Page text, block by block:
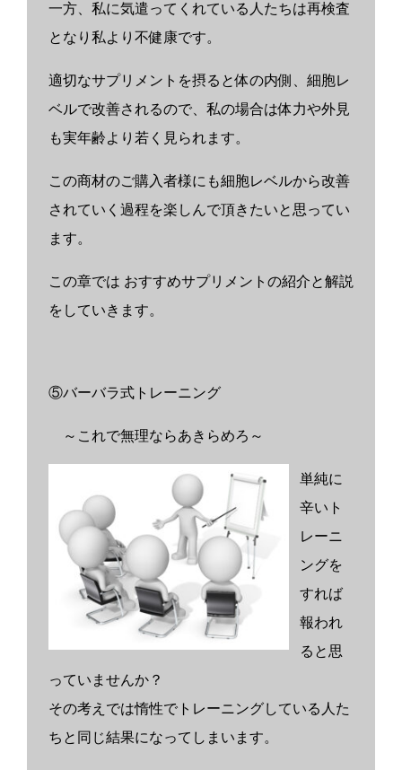
一方、私に気遣ってくれている人たちは再検査
となり私より不健康です。
適切なサプリメントを摂ると体の内側、細胞レ
ベルで改善されるので、私の場合は体力や外見
も実年齢より若く見られます。
この商材のご購入者様にも細胞レベルから改善
されていく過程を楽しんで頂きたいと思ってい
ます。
この章では おすすめサプリメントの紹介と解説
をしていきます。
⑤バーバラ式トレーニング
～これで無理ならあきらめろ～
単純に
辛いト
レーニ
ングを
すれば
報われ
ると思
っていませんか？
その考えでは惰性でトレーニングしている人た
ちと同じ結果になってしまいます。